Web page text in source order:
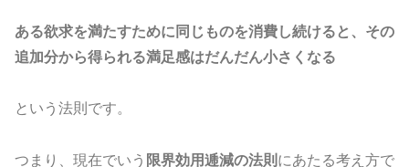
ある欲求を満たすために同じものを消費し続けると、その
追加分から得られる満足感はだんだん小さくなる
という法則です。
つまり、現在でいう 限界効用逓減の法則 にあたる考え方で